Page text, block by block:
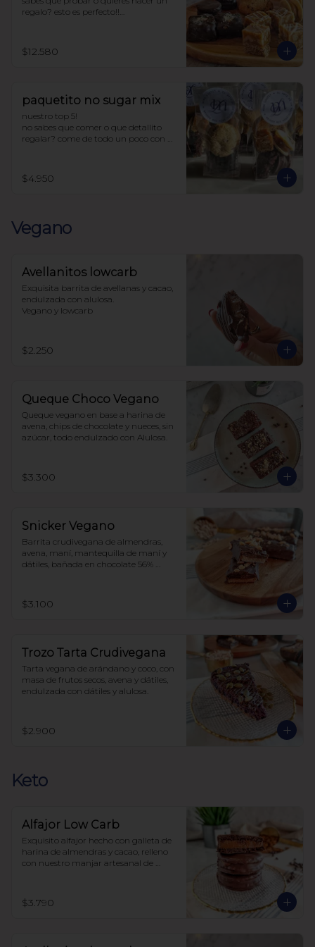
regalo? esto es perfecto!!
4 chilenitos
2 cookie avena
todo endulzado con alulosa.
$12.580
paquetito no sugar mix
nuestro top 5!
no sabes que comer o que detallito
regalar? come de todo un poco con
Incluye:
1 cookie avena
1 snicker
$4.950
Vegano
Avellanitos lowcarb
Exquisita barrita de avellanas y cacao,
endulzada con alulosa.
Vegano y lowcarb
$2.250
Queque Choco Vegano
Queque vegano en base a harina de
avena, chips de chocolate y nueces, sin
azúcar, todo endulzado con Alulosa.
$3.300
Snicker Vegano
Barrita crudivegana de almendras,
avena, maní, mantequilla de maní y
dátiles, bañada en chocolate 56%
No tiene soja, lácteos ni huevos.
$3.100
Trozo Tarta Crudivegana
Tarta vegana de arándano y coco, con
masa de frutos secos, avena y dátiles,
endulzada con dátiles y alulosa.
$2.900
Keto
Alfajor Low Carb
Exquisito alfajor hecho con galleta de
harina de almendras y cacao, relleno
con nuestro manjar artesanal de
con alulosa.
$3.790